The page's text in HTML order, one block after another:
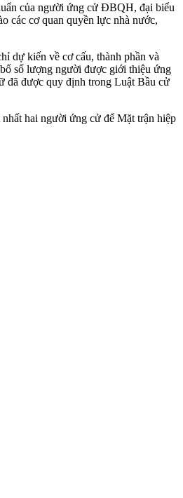
của người ứng cử ĐBQH, đại biểu
các cơ quan quyền lực nhà nước,
dự kiến về cơ cấu, thành phần và
số lượng người được giới thiệu ứng
đã được quy định trong Luật Bầu cử
hai người ứng cử để Mặt trận hiệp